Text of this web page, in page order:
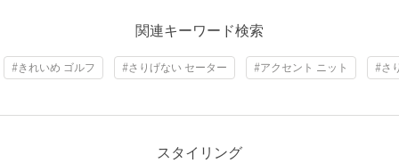
店舗へお問い合わせの際は、全国のUNITED ARROWS GOLF各
品名：UAG M HG MOC KNIT S/SL 品番：60186000000
商品詳細
対象商品
Check the recommended size
Try this item on
ニックネーム： 松坂大吉
購入サイズ：XL
｜
購入カラー：COBALT
着心地が良かったのですが、一度着て洗濯したら首のところか
関連キーワード検索
#きれいめ ゴルフ #さりげない セーター #アクセント ニット #さ
スタイリング